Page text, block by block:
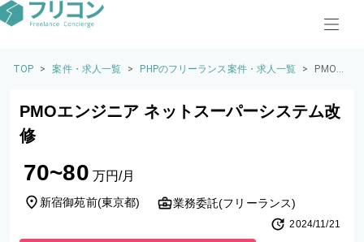
TOP > 案件・求人一覧 > PHPのフリーランス案件・求人一覧 >
PMOエ
トスー
PMOエンジニア ネットスーパーシステム改
修
70~80 万円/月
新宿御苑前(東京都) 業務委託(フリーランス)
2024/11/21